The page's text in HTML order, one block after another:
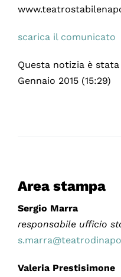
scarica il comunicato
Questa notizia è
Gennaio 2015 (15:29)
Area stampa
Sergio Marra
responsabile ufficio
Valeria Prestisimone